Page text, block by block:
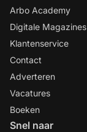
Arbo Academy
Digitale Magazines
Klantenservice
Contact
Adverteren
Vacatures
Boeken
Snel naar